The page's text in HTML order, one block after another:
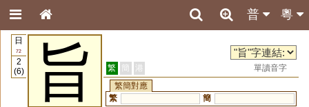
粵
普
日
72
2
(6)
旨 繁 簡 港
單讀音字
繁簡對應
繁
簡